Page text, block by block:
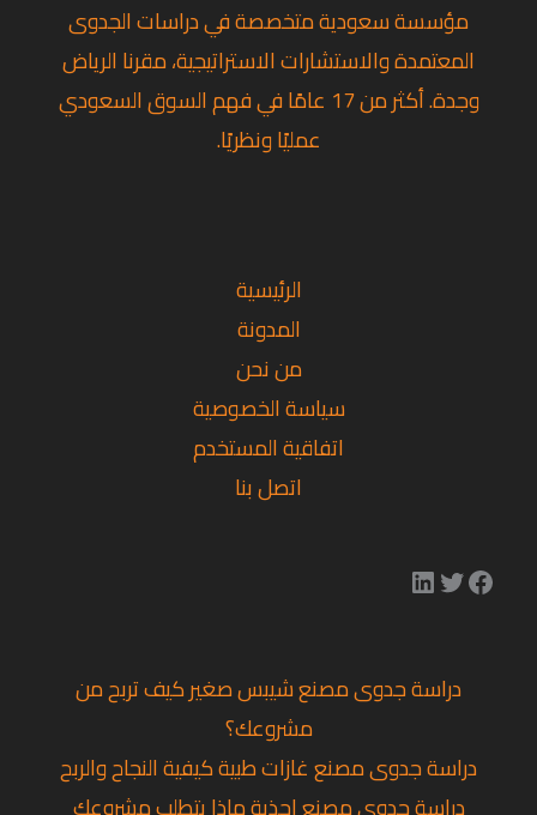
مؤسسة سعودية متخصصة في دراسات الجدوى
المعتمدة والاستشارات الاستراتيجية، مقرنا الرياض
وجدة. أكثر من 17 عامًا في فهم السوق السعودي
عمليًا ونظريًا.
الرئيسية
المدونة
من نحن
سياسة الخصوصية
اتفاقية المستخدم
اتصل بنا
دراسة جدوى مصنع شيبس صغير كيف تربح من
مشروعك؟
دراسة جدوى مصنع غازات طبية كيفية النجاح والربح